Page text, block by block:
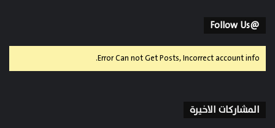
@Follow Us
Error Can not Get Posts, Incorrect account info.
المشاركات الاخيرة